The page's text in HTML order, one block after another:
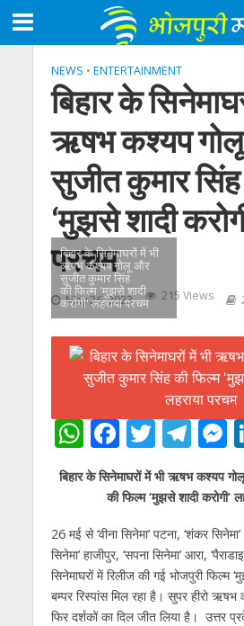
NEWS • ENTERTAINMENT
बिहार के
ऋषभ कश्यप
सुजीत कुमार
‘मुझसे शादी
परचम
May 26, 2023 215 Views
बिहार के सिनेमाघरों में भी
ऋषभ कश्यप गोलू और
सुजीत कुमार सिंह
की फिल्म 'मुझसे शादी
करोगी' लहराया परचम
W
h
at
s
A
p
p
F
ac
e
b
o
o
k
T
w
itt
T
el
e
gr
a
m
e
e
n
g
बिहार के सिनेमाघरों में भी ऋषभ कश्यप
की फिल्म ‘मुझसे शादी करोगी’
26 मई से ‘वीना सिनेमा’ पटना, ‘शंकर
सिनेमा’ हाजीपुर, ‘सपना सिनेमा’ आरा,
सिनेमाघरों में रिलीज की गई भोजपुरी फिल्म
बम्पर रिस्पांस मिल रहा है। सुपर हीरो
फिर दर्शकों का दिल जीत लिया है। उत्तर